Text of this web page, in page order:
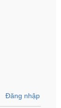
Đăng nhập